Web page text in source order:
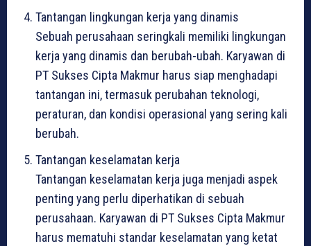
Tantangan lingkungan kerja yang dinamis
Sebuah perusahaan seringkali memiliki lingkungan
kerja yang dinamis dan berubah-ubah. Karyawan di
PT Sukses Cipta Makmur harus siap menghadapi
tantangan ini, termasuk perubahan teknologi,
peraturan, dan kondisi operasional yang sering kali
berubah.
Tantangan keselamatan kerja
Tantangan keselamatan kerja juga menjadi aspek
penting yang perlu diperhatikan di sebuah
perusahaan. Karyawan di PT Sukses Cipta Makmur
harus mematuhi standar keselamatan yang ketat